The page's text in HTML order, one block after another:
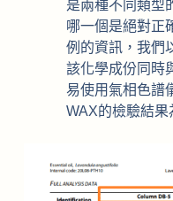
是兩種不同類型
哪一個是絕對正
例的資訊，我們
該化學成份同時
易使用氣相色譜
WAX的檢驗結果